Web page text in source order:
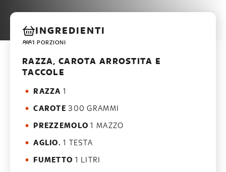
INGREDIENTI
1 PORZIONI
RAZZA, CAROTA ARROSTITA E
TACCOLE
RAZZA 1
CAROTE 300 GRAMMI
PREZZEMOLO 1 MAZZO
AGLIO. 1 TESTA
FUMETTO 1 LITRI